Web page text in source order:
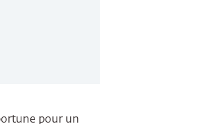
pour un